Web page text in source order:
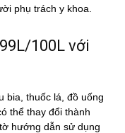
phụ trách y khoa.
100L với
bia, thuốc lá, đồ uống
thể thay đổi thành
hướng dẫn sử dụng